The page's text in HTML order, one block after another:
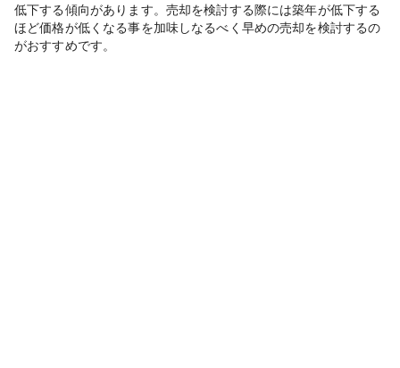
低下する傾向があります。売却を検討する際には築年が低下する
ほど価格が低くなる事を加味しなるべく早めの売却を検討するの
がおすすめです。